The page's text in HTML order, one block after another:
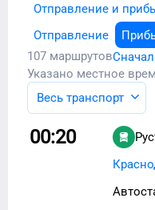
Отправление и
Отправление
107 маршрутов
Указано местное
Весь транспорт
00:20